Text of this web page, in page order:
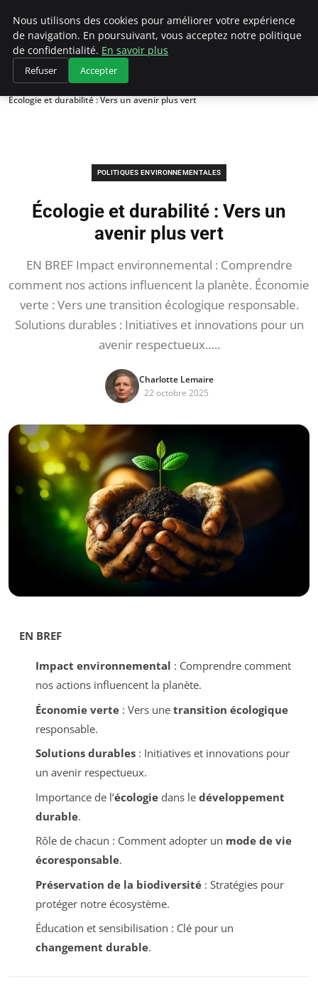
Climategatecountryclub.com
Accueil
Politiques environnementales
Écologie et durabilité : Vers un avenir plus vert
POLITIQUES ENVIRONNEMENTALES
Écologie et durabilité : Vers un
avenir plus vert
EN BREF Impact environnemental : Comprendre
comment nos actions influencent la planète. Économie
verte : Vers une transition écologique responsable.
Solutions durables : Initiatives et innovations pour un
avenir respectueux…..
Charlotte Lemaire
22 octobre 2025
EN BREF
Impact environnemental : Comprendre comment
nos actions influencent la planète.
Économie verte: Vers une transition écologique
responsable.
Solutions durables: Initiatives et innovations pour
un avenir respectueux.
Importance de l’écologiedans le développement
durable.
Rôle de chacun : Comment adopter un mode de vie
écoresponsable.
Préservation de la biodiversité: Stratégies pour
protéger notre écosystème.
Éducation et sensibilisation : Clé pour un
changement durable.
Nous utilisons des cookies pour améliorer votre expérience
de navigation. En poursuivant, vous acceptez notre politique
de confidentialité. En savoir plus
Refuser Accepter